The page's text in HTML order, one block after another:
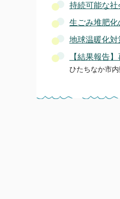
持続可能な
生ごみ堆肥
地球温暖化対
【結果報告
ひたちなか市